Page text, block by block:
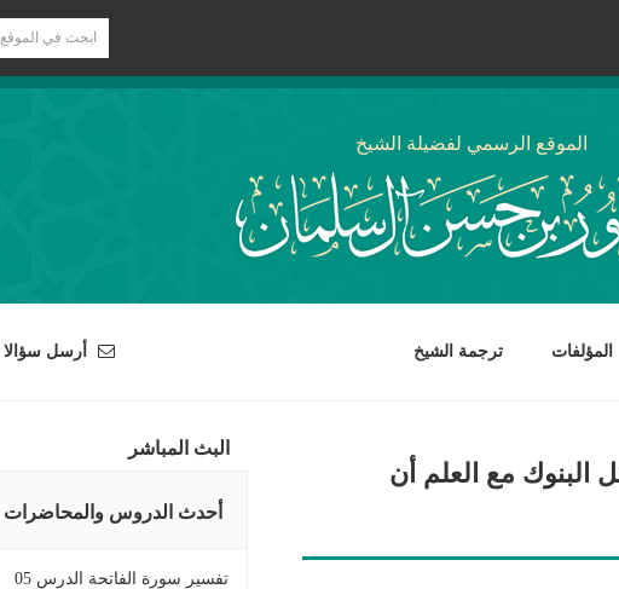
الموقع الرسمي لفضيلة الشيخ
المؤلفات ترجمة الشيخ أرسل سؤالا
البنوك مع العلم أن
البث المباشر
أحدث الدروس والمحاضرات
تفسير سورة الفاتحة الدرس 05